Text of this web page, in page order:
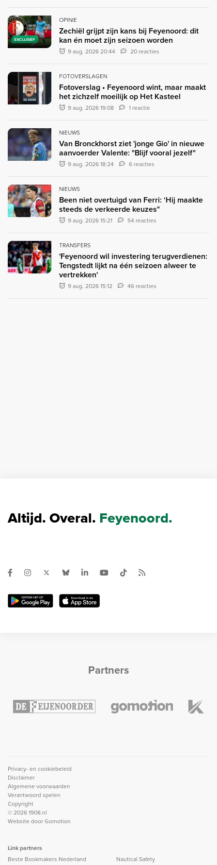
EXCLUSIEF
OPINIE
Zechiël grijpt zijn kans bij Feyenoord: dit
kan én moet zijn seizoen worden
9 aug. 2026 20:44 20 reacties
FOTOVERSLAGEN
Fotoverslag • Feyenoord wint, maar maakt
het zichzelf moeilijk op Het Kasteel
9 aug. 2026 19:08 1 reactie
NIEUWS
Van Bronckhorst ziet 'jonge Gio' in nieuwe
aanvoerder Valente: "Blijf vooral jezelf"
9 aug. 2026 18:24 6 reacties
NIEUWS
Been niet overtuigd van Ferri: ‘Hij maakte
steeds de verkeerde keuzes"
9 aug. 2026 15:21 54 reacties
TRANSFERS
'Feyenoord wil investering terugverdienen:
Tengstedt lijkt na één seizoen alweer te
vertrekken'
9 aug. 2026 15:12 46 reacties
Altijd. Overal. Feyenoord.
Partners
Privacy- en cookiebeleid
Disclaimer
Algemene voorwaarden
Verantwoord spelen
Copyright
© 2026 1908.nl
Website doorGomotion
Link partners
Beste Bookmakers Nederland
Nautical Safety